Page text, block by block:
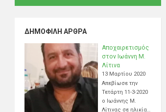
ΔΗΜΟΦΙΛΉ ΆΡΘΡΑ
Αποχαιρετισμός
στον Ιωάννη Μ.
Λίτινα
13 Μαρτίου 2020
Απεβίωσε την
Τετάρτη 11-3-2020
ο Ιωάννης Μ.
Λίτινας σε ηλικία…